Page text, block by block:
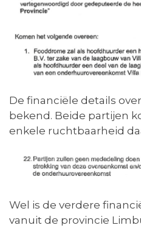
De financiële details
bekend. Beide partijen
enkele ruchtbaarheid
Wel is de verdere
vanuit de provincie